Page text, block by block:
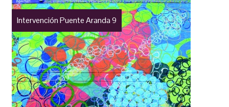
Intervención Puente Aranda 9